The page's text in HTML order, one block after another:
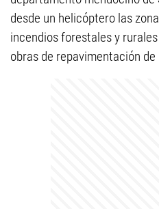
desde un helicóptero las
incendios forestales y
obras de repavimentación